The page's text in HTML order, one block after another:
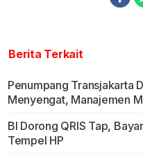
Berita Terkait
Penumpang Transjakarta
Menyengat, Manajemen
BI Dorong QRIS Tap,
Tempel HP